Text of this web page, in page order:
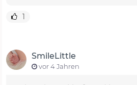
1
SmileLittle
vor 4 Jahren